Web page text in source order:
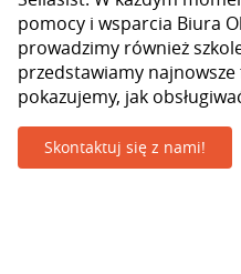
pomocy i wsparcia Biura
prowadzimy również
przedstawiamy
pokazujemy, jak
Skontaktuj się z nami!